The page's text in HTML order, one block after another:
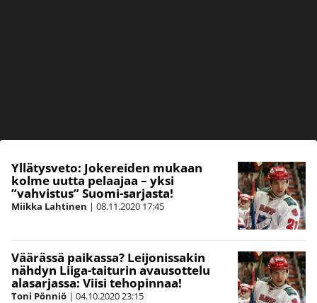
Yllätysveto: Jokereiden mukaan
kolme uutta pelaajaa – yksi
”vahvistus” Suomi-sarjasta!
Miikka Lahtinen | 08.11.2020 17:45
Väärässä paikassa? Leijonissakin
nähdyn Liiga-taiturin avausottelu
alasarjassa: Viisi tehopinnaa!
Toni Pönniö | 04.10.202023:15